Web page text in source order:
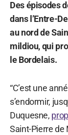
Des épisodes
dans l’Entre-
au nord de
mildiou, qui
le Bordelais.
“C’est une
s’endormir,
Duquesne,
Saint-Pierre de